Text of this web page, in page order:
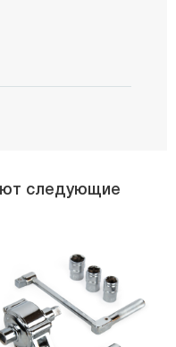
следующие